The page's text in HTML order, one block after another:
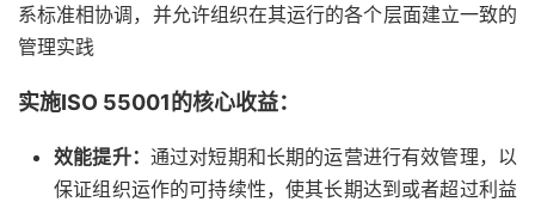
系标准相协调，并允许组织在其运行的各个层面建立一致的
管理实践
实施ISO 55001的核心收益：
效能提升： 通过对短期和长期的运营进行有效管理，以
保证组织运作的可持续性，使其长期达到或者超过利益